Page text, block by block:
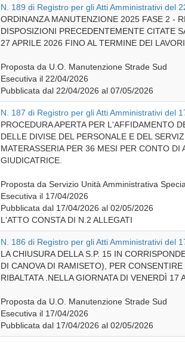
N. 189 di Registro per gli Atti Amministrativi del
ORDINANZA MANUTENZIONE 2025 FASE 2 -
DISPOSIZIONI PRECEDENTEMENTE CITATE
27 APRILE 2026 FINO AL TERMINE DEI LAVORI.
Proposta da U.O. Manutenzione Strade Sud
Esecutiva il 22/04/2026
Pubblicata dal 22/04/2026 al 07/05/2026
N. 187 di Registro per gli Atti Amministrativi del
PROCEDURA APERTA PER L'AFFIDAMENTO
DELLE DIVISE DEL PERSONALE E DEL
MATERASSERIA PER 36 MESI PER CONTO
GIUDICATRICE.
Proposta da Servizio Unità Amministrativa
Esecutiva il 17/04/2026
Pubblicata dal 17/04/2026 al 02/05/2026
L'ATTO CONSTA DI N.2 ALLEGATI
N. 186 di Registro per gli Atti Amministrativi del
LA CHIUSURA DELLA S.P. 15 IN
DI CANOVA DI RAMISETO), PER
RIBALTATA .NELLA GIORNATA DI VENERDÌ
Proposta da U.O. Manutenzione Strade Sud
Esecutiva il 17/04/2026
Pubblicata dal 17/04/2026 al 02/05/2026